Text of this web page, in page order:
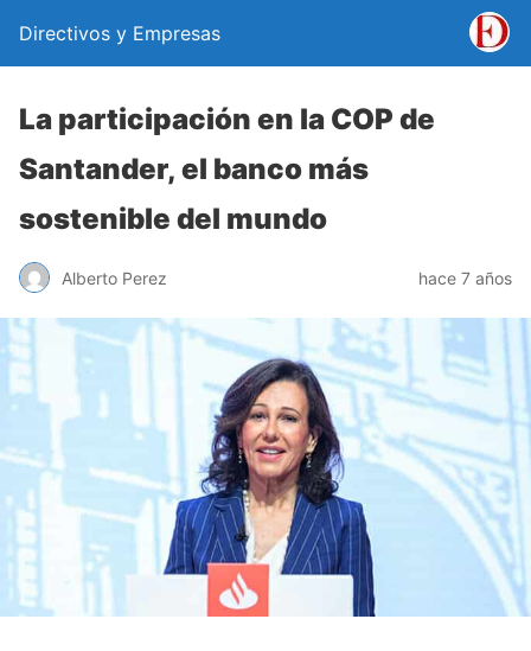
Directivos y Empresas
La participación en la COP de
Santander, el banco más
sostenible del mundo
Alberto Perez hace 7 años